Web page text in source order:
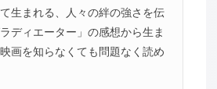
生まれる、人々の絆の強さを伝
ディエーター」の感想から生ま
画を知らなくても問題なく読め